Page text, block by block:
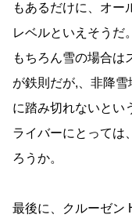
もあるだけに、オー
レベルといえそうだ。
もちろん雪の場合は
が鉄則だが,、非降
に踏み切れないとい
ライバーにとっては
ろうか。
最後に、クルーゼン